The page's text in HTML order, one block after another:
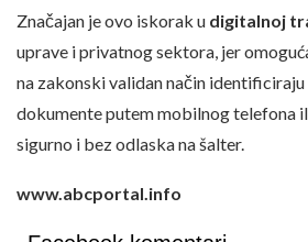
Značajan je ovo iskorak u digitalnoj
uprave i privatnog sektora, jer
na zakonski validan način
dokumente putem mobilnog telefona
sigurno i bez odlaska na šalter.
www.abcportal.info